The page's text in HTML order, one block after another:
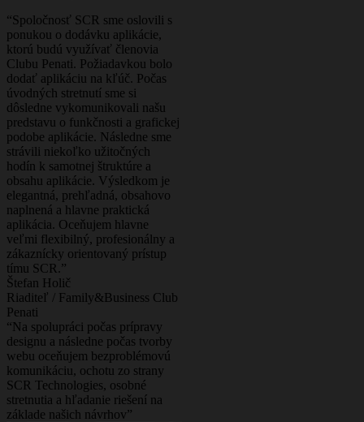
“Spoločnosť SCR sme oslovili s
ponukou o dodávku aplikácie,
ktorú budú využívať členovia
Clubu Penati. Požiadavkou bolo
dodať aplikáciu na kľúč. Počas
úvodných stretnutí sme si
dôsledne vykomunikovali našu
predstavu o funkčnosti a grafickej
podobe aplikácie. Následne sme
strávili niekoľko užitočných
hodín k samotnej štruktúre a
obsahu aplikácie. Výsledkom je
elegantná, prehľadná, obsahovo
naplnená a hlavne praktická
aplikácia. Oceňujem hlavne
veľmi flexibilný, profesionálny a
zákaznícky orientovaný prístup
tímu SCR.”
Štefan Holič
Riaditeľ / Family&Business Club
Penati
“Na spolupráci počas prípravy
designu a následne počas tvorby
webu oceňujem bezproblémovú
komunikáciu, ochotu zo strany
SCR Technologies, osobné
stretnutia a hľadanie riešení na
základe našich návrhov”